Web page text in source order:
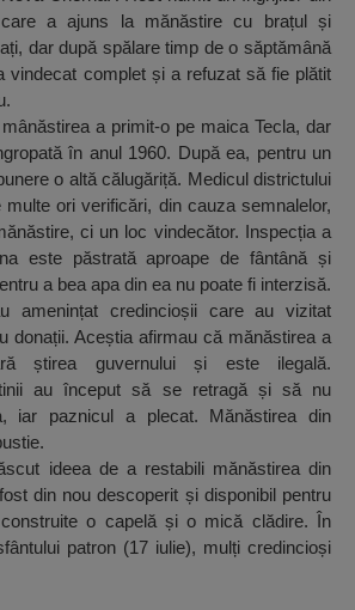
care a ajuns la mănăstire cu brațul și
dar după spălare timp de o săptămână
vindecat complet și a refuzat să fie plătit
a primit-o pe maica Tecla, dar
în anul 1960. După ea, pentru un
o altă călugăriță. Medicul districtului
ori verificări, din cauza semnalelor,
ci un loc vindecător. Inspecția a
este păstrată aproape de fântână și
a bea apa din ea nu poate fi interzisă.
amenințat credincioșii care au vizitat
donații. Aceștia afirmau că mănăstirea a
știrea guvernului și este ilegală.
au început să se retragă și să nu
iar paznicul a plecat. Mănăstirea din
ideea de a restabili mănăstirea din
din nou descoperit și disponibil pentru
o capelă și o mică clădire. În
patron (17 iulie), mulți credincioși